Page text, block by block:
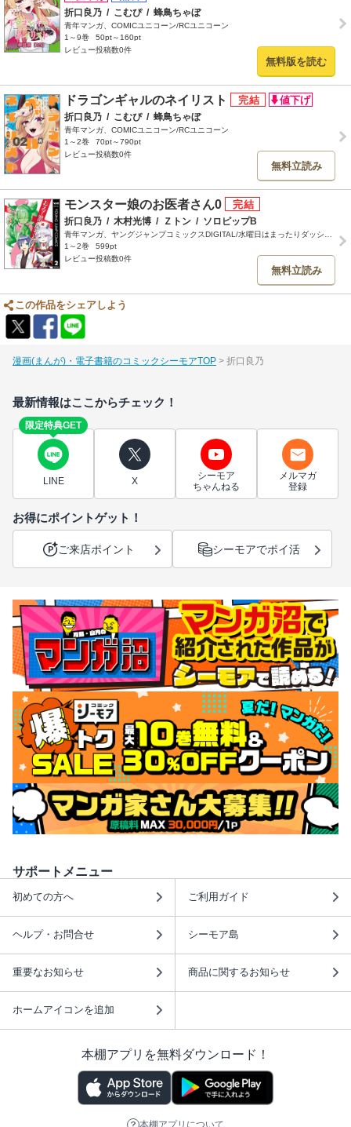
折口良乃 / こむぴ / 蜂鳥ちゃぼ
青年マンガ、COMICユニコーン/RCユニコーン
1～9巻
50pt～160pt
レビュー投稿数0件
無料版を読む
ドラゴンギャルのネイリスト
折口良乃 / こむぴ / 蜂鳥ちゃぼ
青年マンガ、COMICユニコーン/RCユニコーン
1～2巻
70pt～790pt
レビュー投稿数0件
無料立読み
モンスター娘のお医者さん0
折口良乃 / 木村光博 / Ｚトン / ソロピップB
青年マンガ、ヤングジャンプコミックスDIGITAL/水曜日はまったりダッシュエックスコミック
1～2巻
599pt
レビュー投稿数0件
無料立読み
この作品をシェアしよう
漫画(まんが)・電子書籍のコミックシーモアTOP 折口良乃
最新情報はここからチェック！
限定特典GET
LINE X
シーモア
ちゃんねる
メルマガ
登録
お得にポイントゲット！
ご来店ポイント シーモアでポイ活
サポートメニュー
初めての方へ ご利用ガイド
ヘルプ・お問合せ シーモア島
重要なお知らせ 商品に関するお知らせ
ホームアイコンを追加
本棚アプリを無料ダウンロード！